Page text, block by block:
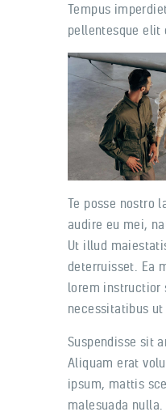
Tempus
pellentesque elit
Te posse nostro
audire eu mei,
Ut illud
deterruisset. Ea
lorem instructior
necessitatibus ut
Suspendisse sit
Aliquam erat
ipsum, mattis
malesuada